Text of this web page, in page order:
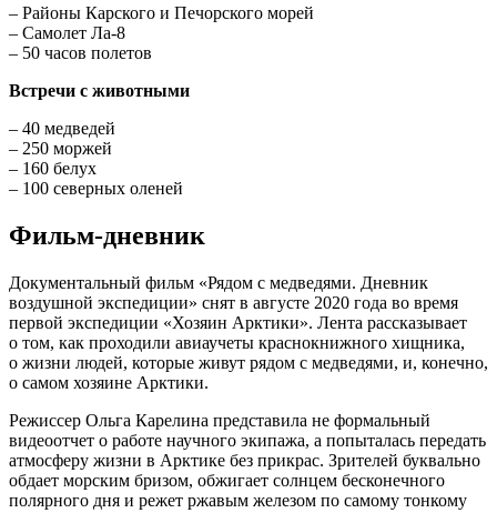
со скоростью около 200 км/ч. Авиаучет – непростая
для летчиков задача, но главный пилот космонавт Герой
России Валерий Токарев успешно с ней справляется
Один полет по маршруту над Арктикой длится пять-шесть
сложно. Наблюдатели (все члены научной группы)
пересаживаются с левого борта на правый и обратно каждый
час – иначе затекают шея и спина. Удобства –
за импровизированной ширмой. Только оператор комплекса
информацию в программе, контролирует частоту и качество
снимков со спецоборудования. Одновременно идет запись
координат, по которым зафиксирован тот или иной объект.
В итоге получается около 40–50 тыс. снимков, которые затем
необходимо отсмотреть, сравнить с инфракрасным
изображением и сделать подсчеты.
Экспедиция 2020 года
– Районы Карского и Печорского морей
– Самолет Ла-8
– 50 часов полетов
Встречи с животными